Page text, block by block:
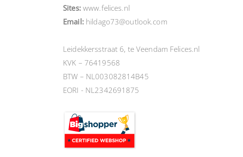
Sites:www.felices.nl
Email:hildago73@outlook.com
Leidekkersstraat 6, te Veendam Felices.nl
KVK – 76419568
BTW – NL003082814B45
EORI - NL2342691875